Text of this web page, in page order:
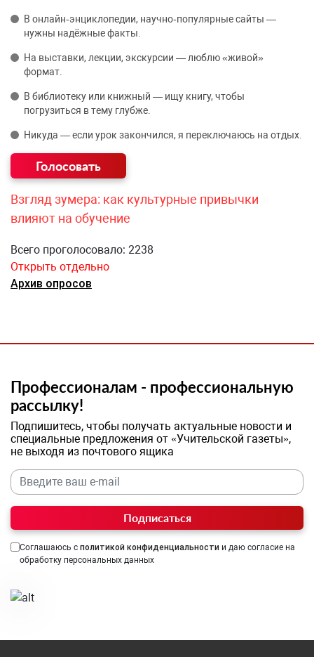
В онлайн‑энциклопедии, научно‑популярные сайты —
нужны надёжные факты.
На выставки, лекции, экскурсии — люблю «живой»
формат.
В библиотеку или книжный — ищу книгу, чтобы
погрузиться в тему глубже.
Никуда — если урок закончился, я переключаюсь на отдых.
Взгляд зумера: как культурные привычки
влияют на обучение
Всего проголосовало: 2238
Открыть отдельно
Архив опросов
Профессионалам - профессиональную
рассылку!
Подпишитесь, чтобы получать актуальные новости и
специальные предложения от «Учительской газеты»,
не выходя из почтового ящика
Подписаться
Соглашаюсь с политикой конфиденциальности и даю согласие на
обработку персональных данных